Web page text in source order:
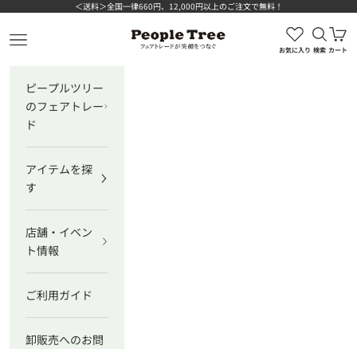
コンテンツへスキップ＜送料＞全国一律660円、12,000円以上のご注文で無料！
ピープルツリー公式オンラインショップ
メニューを開く
お気に入り
検索を
検索
カ
カート
ピープルツリー
のフェアトレー
ド
アイテムを探
す
店舗・イベン
ト情報
ご利用ガイド
卸販売へのお問